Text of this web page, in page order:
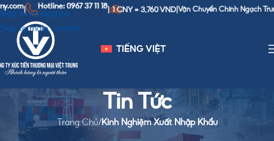
Skip to navigation
Skip to main content
Hotline: 0967 37 11 18| 1 CNY = 3,760 VND |Vận Chuyển Chính Ngạch Trung - Việt|
TIẾNG VIỆT
Tin Tức
Trang Chủ/Kinh Nghiệm Xuất Nhập Khẩu
KINH NGHIỆM XUẤT NHẬP KHẨU